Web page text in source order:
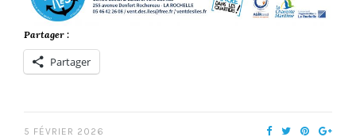
Partager :
Partager
5 FÉVRIER 2026